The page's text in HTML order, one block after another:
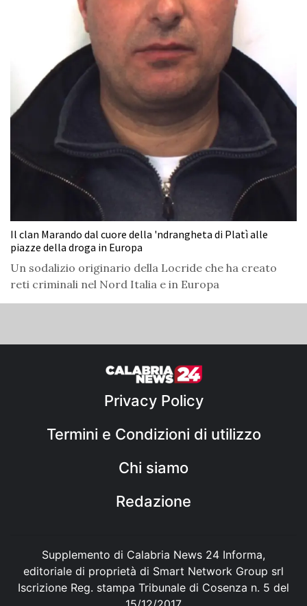
Il clan Marando dal cuore della 'ndrangheta di Platì alle
piazze della droga in Europa
Un sodalizio originario della Locride che ha creato
reti criminali nel Nord Italia e in Europa
Privacy Policy
Termini e Condizioni di utilizzo
Chi siamo
Redazione
Supplemento di Calabria News 24 Informa,
editoriale di proprietà di Smart Network Group srl
Iscrizione Reg. stampa Tribunale di Cosenza n. 5 del